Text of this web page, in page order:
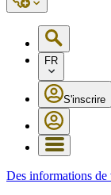
FR
S'inscrire
Des informations de